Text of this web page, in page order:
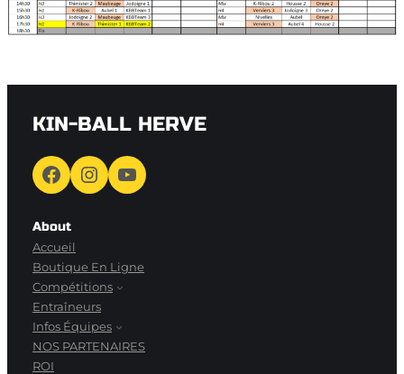
KIN-BALL HERVE
Facebook Instagram YouTube
About
Accueil
Boutique En Ligne
Compétitions
Entraîneurs
Infos Équipes
NOS PARTENAIRES
ROI